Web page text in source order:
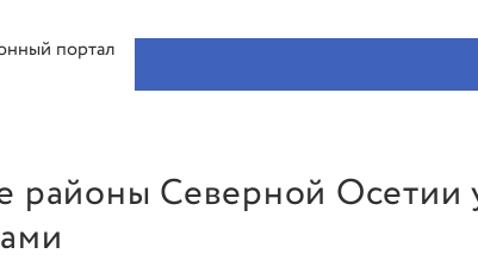
районы Северной Осетии